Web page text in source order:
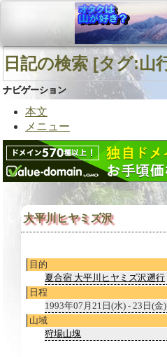
ナビゲーション
本文
メニュー
大平川ヒヤミズ沢
目的
夏合宿 大平川ヒヤミズ沢遡行
日程
1993年07月21日(水) - 23日(金)
山域
狩場山塊